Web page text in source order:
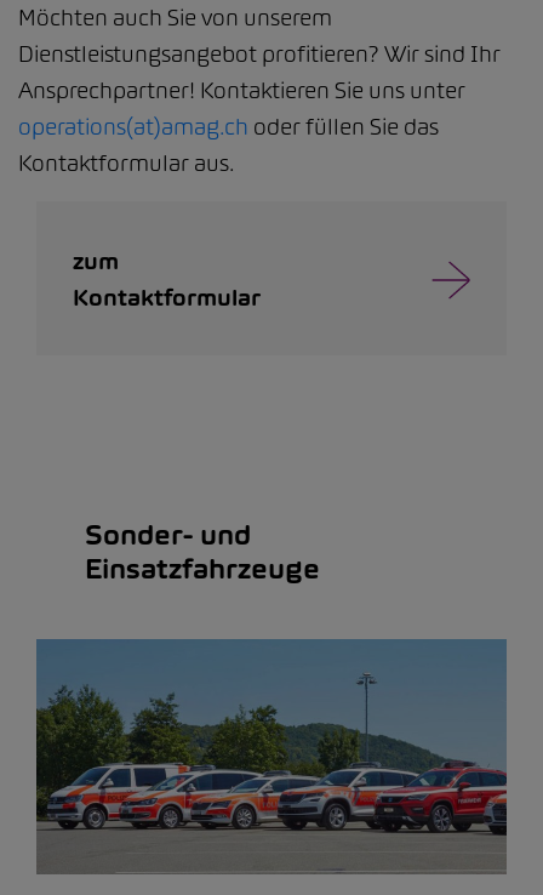
Möchten auch Sie von unserem
Dienstleistungsangebot profitieren? Wir sind Ihr
Ansprechpartner! Kontaktieren Sie uns unter
operations(at)amag.ch oder füllen Sie das
Kontaktformular aus.
zum
Kontaktformular
Sonder- und
Einsatzfahrzeuge